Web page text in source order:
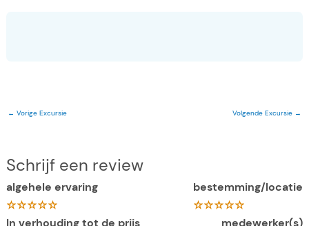
← Vorige Excursie Volgende Excursie →
Schrijf een review
algehele ervaring bestemming/locatie
In verhouding tot de prijs medewerker(s)